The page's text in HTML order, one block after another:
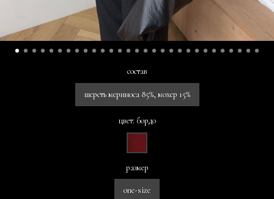
состав
шерсть мериноса 85%, мохер 15%
цвет: бордо
размер
one-size